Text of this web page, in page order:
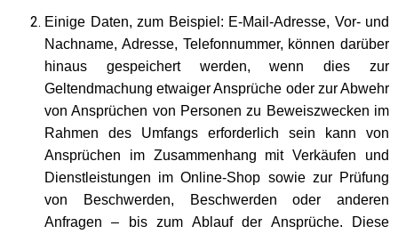
Einige Daten, zum Beispiel: E-Mail-Adresse, Vor- und
Nachname, Adresse, Telefonnummer, können darüber
hinaus gespeichert werden, wenn dies zur
Geltendmachung etwaiger Ansprüche oder zur Abwehr
von Ansprüchen von Personen zu Beweiszwecken im
Rahmen des Umfangs erforderlich sein kann von
Ansprüchen im Zusammenhang mit Verkäufen und
Dienstleistungen im Online-Shop sowie zur Prüfung
von Beschwerden, Beschwerden oder anderen
Anfragen – bis zum Ablauf der Ansprüche. Diese